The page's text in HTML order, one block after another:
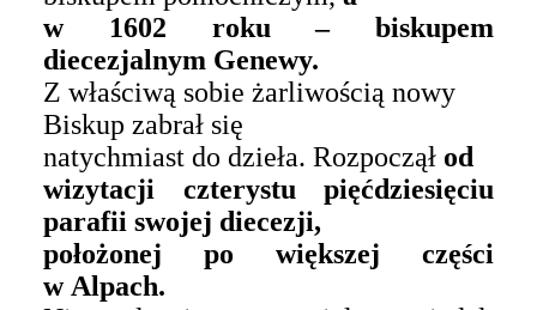
w 1602 roku – biskupem
diecezjalnym Genewy.
Z właściwą sobie żarliwością nowy
Biskup zabrał się
natychmiast do dzieła. Rozpoczął od
wizytacji czterystu pięćdziesięciu
parafii swojej diecezji,
położonej po większej części
w Alpach.